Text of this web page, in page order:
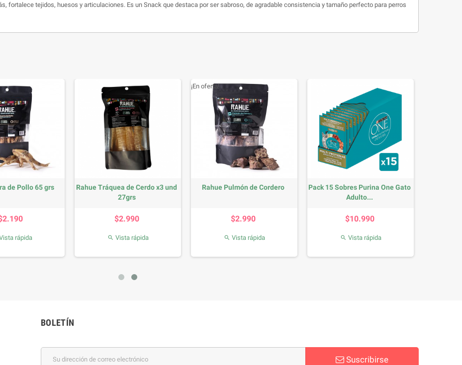
fortalece tejidos, huesos y articulaciones. Es un Snack que destaca por ser sabroso, de agradable consistencia y tamaño perfecto para perros
de Pollo 65 grs
rápida
Rahue Tráquea de Cerdo x3 und
27grs
$2.990
 Vista rápida
Rahue Pulmón de Cordero
$2.990
¡En oferta!
 Vista rápida
Pack 15 Sobres Purina One Gato
Adulto...
$10.990
 Vista rápida
BOLETÍN
Suscribirse